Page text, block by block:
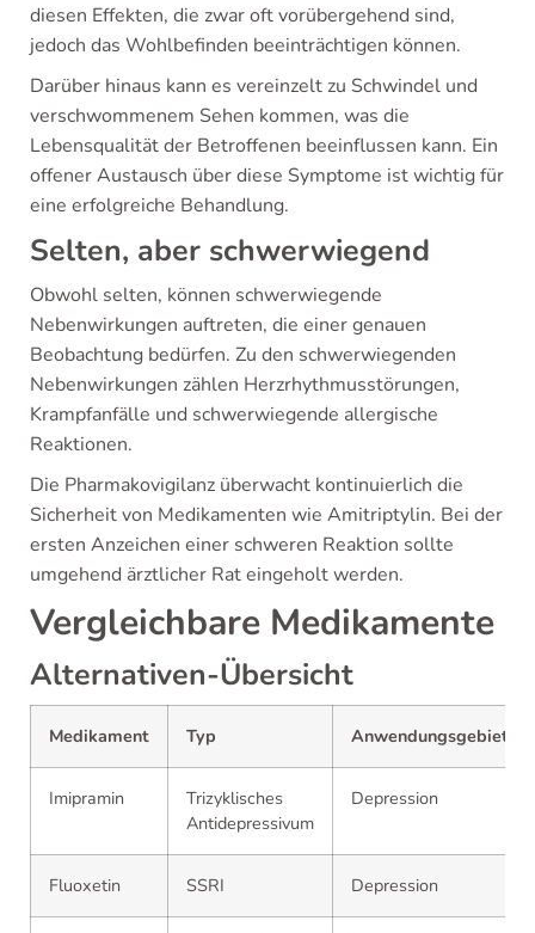
diesen Effekten, die zwar oft vorübergehend sind,
jedoch das Wohlbefinden beeinträchtigen können.
Darüber hinaus kann es vereinzelt zu Schwindel und
verschwommenem Sehen kommen, was die
Lebensqualität der Betroffenen beeinflussen kann. Ein
offener Austausch über diese Symptome ist wichtig für
eine erfolgreiche Behandlung.
Selten, aber schwerwiegend
Obwohl selten, können schwerwiegende
Nebenwirkungen auftreten, die einer genauen
Beobachtung bedürfen. Zu den schwerwiegenden
Nebenwirkungen zählen Herzrhythmusstörungen,
Krampfanfälle und schwerwiegende allergische
Reaktionen.
Die Pharmakovigilanz überwacht kontinuierlich die
Sicherheit von Medikamenten wie Amitriptylin. Bei der
ersten Anzeichen einer schweren Reaktion sollte
umgehend ärztlicher Rat eingeholt werden.
Vergleichbare Medikamente
Alternativen-Übersicht
Medikament Typ Anwendungsgebiet
Imipramin
Trizyklisches
Antidepressivum
Depression
Fluoxetin SSRI Depression